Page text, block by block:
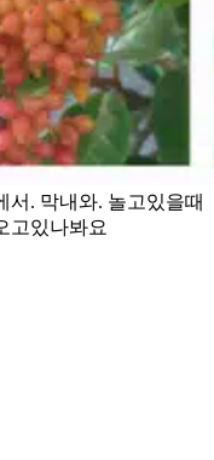
서. 막내와. 놀고있을때
고있나봐요